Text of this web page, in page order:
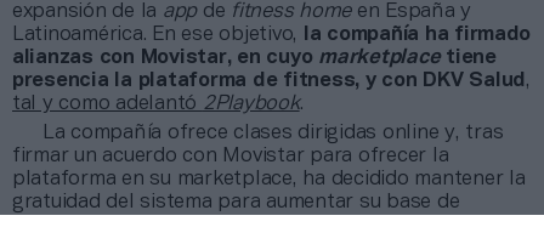
expansión de la appde fitness homeen España y
Latinoamérica. En ese objetivo,
la compañía ha firmado
alianzas con Movistar, en cuyo marketplacetiene
presencia la plataforma de fitness, y con DKV Salud ,
tal y como adelantó 2Playbook.
La compañía ofrece clases dirigidas online y, tras
firmar un acuerdo con Movistar para ofrecer la
plataforma en su marketplace, ha decidido mantener la
gratuidad del sistema para aumentar su base de